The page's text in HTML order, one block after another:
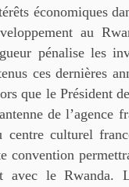
économiques
au
pénalise les
ces dernières
que le Président
de l’agence
centre culturel
convention
avec le Rwanda.